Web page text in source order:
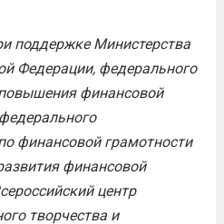
поддержке Министерства
Федерации, федерального
финансовой
финансовой грамотности
финансовой
центр
творчества и